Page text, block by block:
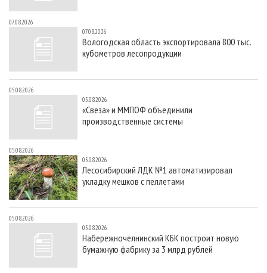
07.08.2026
07.08.2026
Вологодская область экспортировала 800 тыс.
кубометров лесопродукции
05.08.2026
05.08.2026
«Свеза» и ММПОФ объединили
производственные системы
05.08.2026
05.08.2026
Лесосибирский ЛДК №1 автоматизировал
укладку мешков с пеллетами
05.08.2026
05.08.2026
Набережночелнинский КБК построит новую
бумажную фабрику за 3 млрд рублей